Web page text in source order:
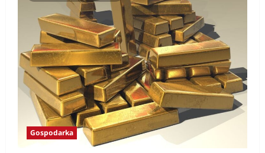
Gospodarka